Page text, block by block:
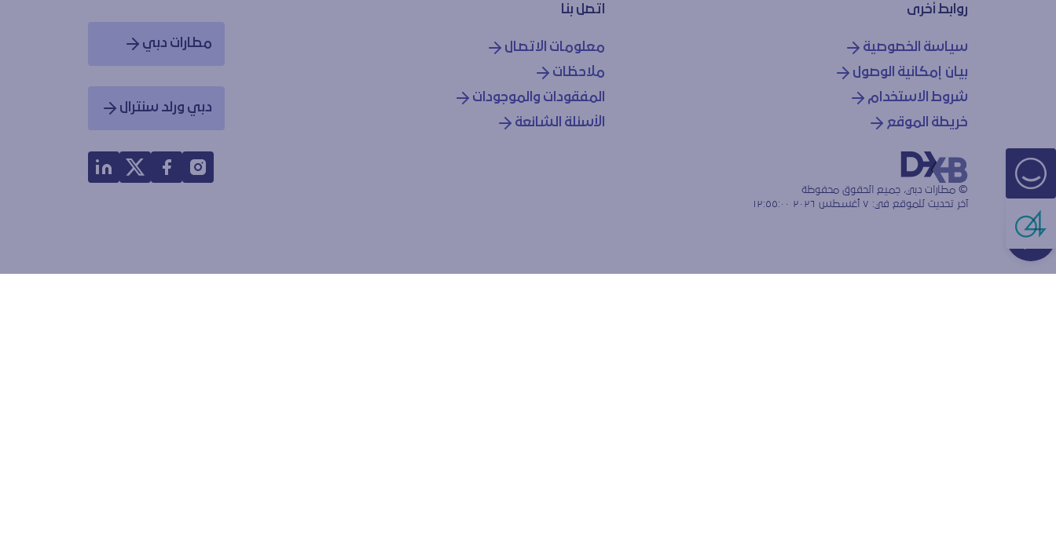
روابط أخرى
سياسة الخصوصية
بيان إمكانية الوصول
شروط الاستخدام
خريطة الموقع
اتصل بنا
معلومات الاتصال
ملاحظات
المفقودات والموجودات
الأسئلة الشائعة
مطارات دبي
Opens in a new window
دبي ورلد سنترال
Opens in a new window
© مطارات دبي، جميع الحقوق محفوظة
آخر تحديث للموقع في: ٧ أغسطس ٢٠٢٦ ١٢:٥٥:٠٠